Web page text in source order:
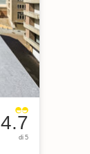
4.7
di 5